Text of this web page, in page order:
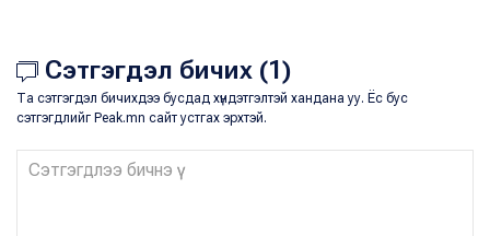
Сэтгэгдэл бичих (1)
Та сэтгэгдэл бичихдээ бусдад хүндэтгэлтэй хандана уу. Ёс бус
сэтгэгдлийг Peak.mn сайт устгах эрхтэй.